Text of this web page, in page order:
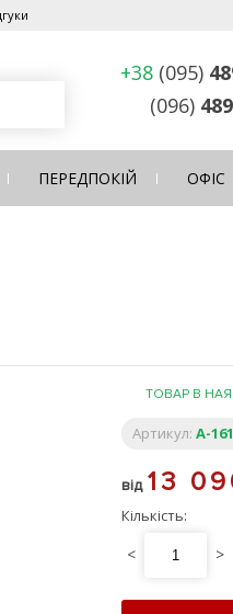
+38 (095)
(096)
ПЕРЕДПОКІЙ ОФІС
ТОВАР В
Артикул: A-
від 13
Кількість:
< >